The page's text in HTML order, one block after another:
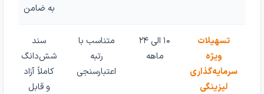
به ضامن
تسهیلات
ویژه
سرمایه‌گذاری
لیزینگی
۱۰ الی ۲۴
ماهه
متناسب با
رتبه
اعتبارسنجی
سند
شش‌دانگ
کاملاً آزاد
و قابل